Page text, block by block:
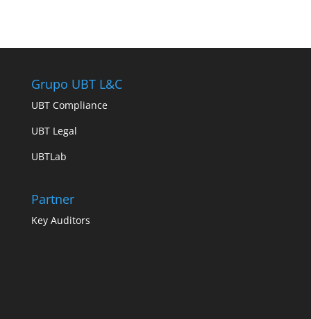
Grupo UBT L&C
UBT Compliance
UBT Legal
UBTLab
Partner
Key Auditors